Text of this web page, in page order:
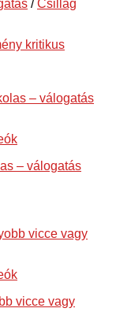
/ Csillag
kritikus
– válogatás
vicce vagy